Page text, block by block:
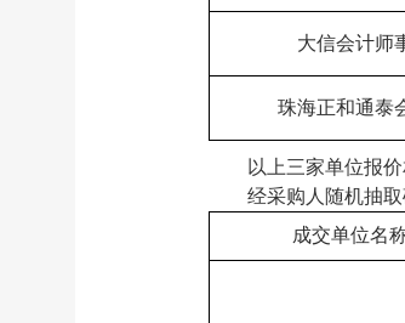
大信会计师
珠海正和通泰
以上三家单位报
经采购人随机抽取
成交单位名